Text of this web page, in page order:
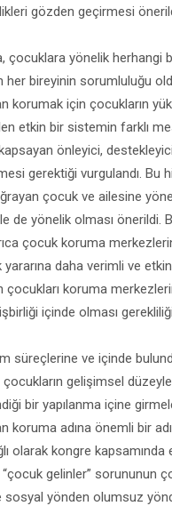
gözden geçirmesi
çocuklara yönelik herhangi
bireyinin sorumluluğu
korumak için çocukların
etkin bir sistemin farklı
önleyici,
gerektiği vurgulandı. Bu
çocuk ve ailesine
de yönelik olması önerildi.
çocuk koruma
yararına daha verimli ve
çocukları koruma
içinde olması gerekliliği
süreçlerine ve içinde
çocukların gelişimsel
bir yapılanma içine
koruma adına önemli bir
olarak kongre kapsamında
gelinler” sorununun
sosyal yönden olumsuz